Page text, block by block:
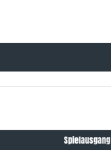
Spielausgang